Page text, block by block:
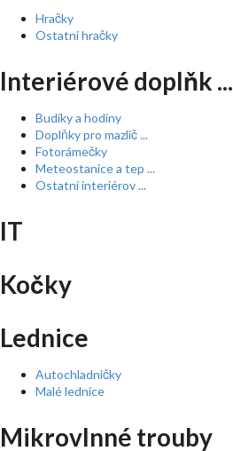
Hračky
Ostatní hračky
Interiérové doplňk ...
Budíky a hodiny
Doplňky pro mazlíč ...
Fotorámečky
Meteostanice a tep ...
Ostatní interiérov ...
IT
Kočky
Lednice
Autochladničky
Malé lednice
Mikrovlnné trouby